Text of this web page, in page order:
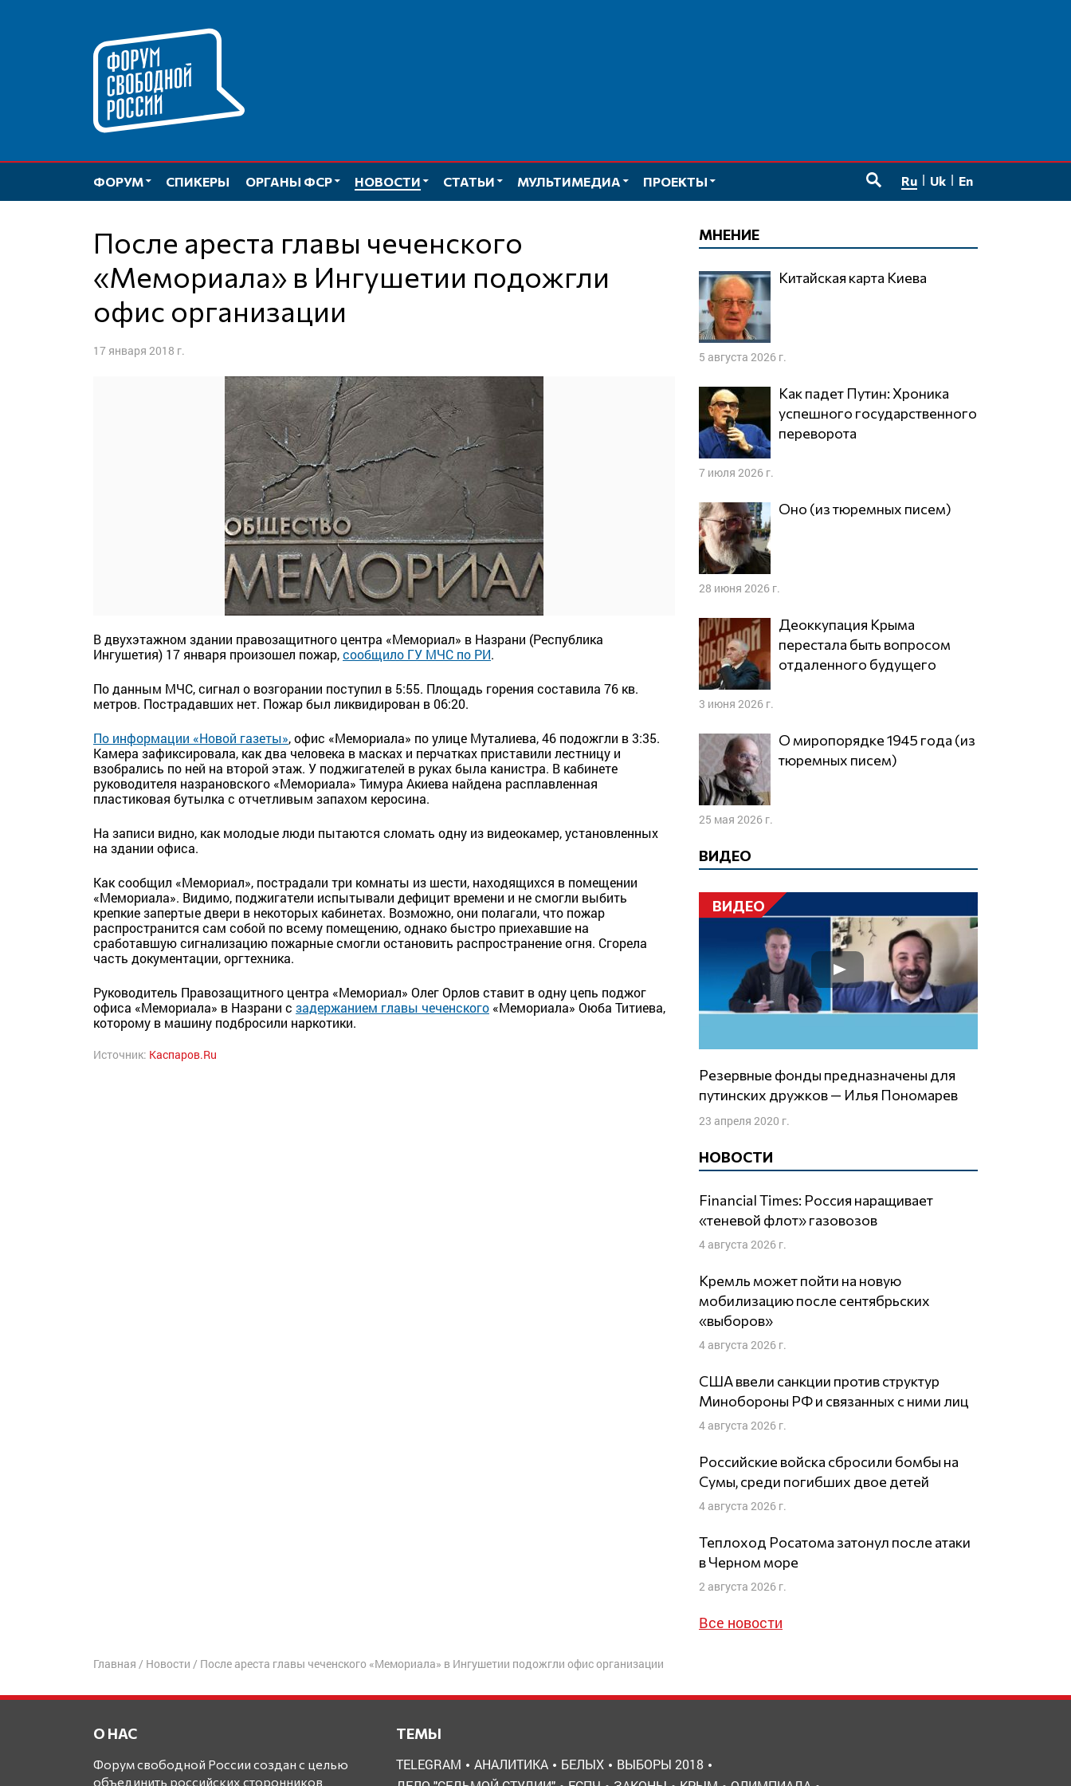
ФОРУМ СПИКЕРЫ ОРГАНЫ ФСР НОВОСТИ СТАТЬИ МУЛЬТИМЕДИА
ПРОЕКТЫ
Ru Uk En
После ареста главы чеченского
«Мемориала» в Ингушетии подожгли
офис организации
17 января 2018 г.
В двухэтажном здании правозащитного центра «Мемориал» в Назрани (Республика
Ингушетия) 17 января произошел пожар,сообщило ГУ МЧС по РИ.
По данным МЧС, сигнал о возгорании поступил в 5:55. Площадь горения составила 76 кв.
метров. Пострадавших нет. Пожар был ликвидирован в 06:20.
По информации «Новой газеты», офис «Мемориала» по улице Муталиева, 46 подожгли в 3:35.
Камера зафиксировала, как два человека в масках и перчатках приставили лестницу и
взобрались по ней на второй этаж. У поджигателей в руках была канистра. В кабинете
руководителя назрановского «Мемориала» Тимура Акиева найдена расплавленная
пластиковая бутылка с отчетливым запахом керосина.
На записи видно, как молодые люди пытаются сломать одну из видеокамер, установленных
на здании офиса.
Как сообщил «Мемориал», пострадали три комнаты из шести, находящихся в помещении
«Мемориала». Видимо, поджигатели испытывали дефицит времени и не смогли выбить
крепкие запертые двери в некоторых кабинетах. Возможно, они полагали, что пожар
распространится сам собой по всему помещению, однако быстро приехавшие на
сработавшую сигнализацию пожарные смогли остановить распространение огня. Сгорела
часть документации, оргтехника.
Руководитель Правозащитного центра «Мемориал» Олег Орлов ставит в одну цепь поджог
офиса «Мемориала» в Назрани с задержанием главы чеченского «Мемориала» Оюба Титиева,
которому в машину подбросили наркотики.
Источник: Каспаров.Ru
МНЕНИЕ
Китайская карта Киева
5 августа 2026 г.
Как падет Путин: Хроника
успешного государственного
переворота
7 июля 2026 г.
Оно (из тюремных писем)
28 июня 2026 г.
Деоккупация Крыма
перестала быть вопросом
отдаленного будущего
3 июня 2026 г.
О миропорядке 1945 года (из
тюремных писем)
25 мая 2026 г.
ВИДЕО
ВИДЕО
Резервные фонды предназначены для
путинских дружков — Илья Пономарев
23 апреля 2020 г.
НОВОСТИ
Financial Times: Россия наращивает
«теневой флот» газовозов
4 августа 2026 г.
Кремль может пойти на новую
мобилизацию после сентябрьских
«выборов»
4 августа 2026 г.
США ввели санкции против структур
Минобороны РФ и связанных с ними лиц
4 августа 2026 г.
Российские войска сбросили бомбы на
Сумы, среди погибших двое детей
4 августа 2026 г.
Теплоход Росатома затонул после атаки
в Черном море
2 августа 2026 г.
Все новости
Главная / Новости / После ареста главы чеченского «Мемориала» в Ингушетии подожгли офис организации
О НАС
Форум свободной России создан с целью
объединить российских сторонников
ТЕМЫ
TELEGRAM АНАЛИТИКА БЕЛЫХ
ВЫБОРЫ 2018